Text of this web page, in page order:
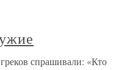
спрашивали: «Кто